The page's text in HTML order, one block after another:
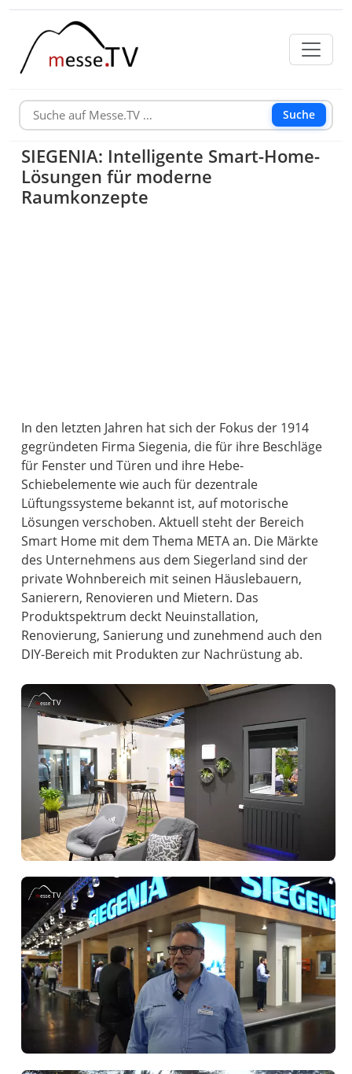
Suche
SIEGENIA: Intelligente Smart-Home-
Lösungen für moderne
Raumkonzepte
In den letzten Jahren hat sich der Fokus der 1914
gegründeten Firma Siegenia, die für ihre Beschläge
für Fenster und Türen und ihre Hebe-
Schiebelemente wie auch für dezentrale
Lüftungssysteme bekannt ist, auf motorische
Lösungen verschoben. Aktuell steht der Bereich
Smart Home mit dem Thema META an. Die Märkte
des Unternehmens aus dem Siegerland sind der
private Wohnbereich mit seinen Häuslebauern,
Sanierern, Renovieren und Mietern. Das
Produktspektrum deckt Neuinstallation,
Renovierung, Sanierung und zunehmend auch den
DIY-Bereich mit Produkten zur Nachrüstung ab.